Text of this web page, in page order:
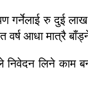
गर्नेलाई रु
आधा मात्रै बाँड्ने
लिने काम